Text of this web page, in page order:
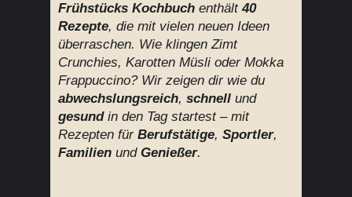
Frühstücks Kochbuch enthält40
Rezepte, die mit vielen neuen Ideen
überraschen. Wie klingen Zimt
Crunchies, Karotten Müsli oder Mokka
Frappuccino? Wir zeigen dir wie du
abwechslungsreich, schnell und
gesundin den Tag startest – mit
Rezepten für Berufstätige, Sportler,
Familien und Genießer.